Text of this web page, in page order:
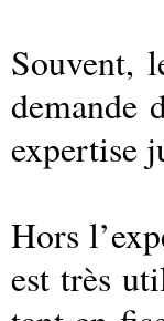
Souvent,
demande
expertise
Hors
est très